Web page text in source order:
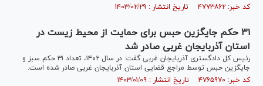
کد خبر: ۴۷۷۳۸۶۲ تاریخ انتشار : ۱۴۰۳/۰۲/۲۹
۳۱ حکم جایگزین حبس برای حمایت از محیط زیست در
استان آذربایجان غربی صادر شد
رئیس کل دادگستری آذربایجان غربی گفت: در سال ۱۴۰۲، تعداد ۳۱ حکم سبز و
جایگزین حبس توسط مراجع قضایی استان آذربایجان غربی صادر شده است.
کد خبر: ۴۷۶۵۹۷۰ تاریخ انتشار : ۱۴۰۳/۰۱/۰۹